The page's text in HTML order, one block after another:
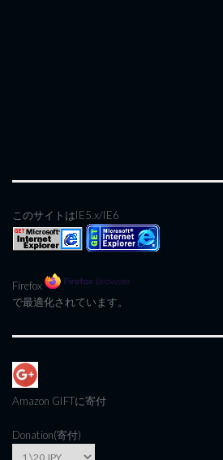
このサイトはIE5.x/IE6
Firefox
で最適化されています。
Amazon GIFTに寄付
Donation(寄付)